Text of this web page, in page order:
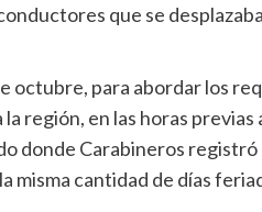
que se
octubre, para abordar los
región, en las horas
donde Carabineros
misma cantidad de días